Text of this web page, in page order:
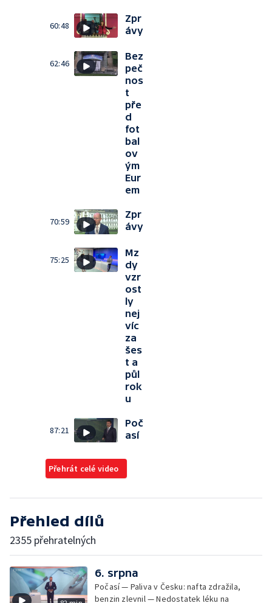
60:48
Zpr
ávy
62:46
Bez
peč
nos
t
pře
d
fot
bal
ov
ým
Eur
em
70:59
Zpr
ávy
75:25
Mz
dy
vzr
ost
ly
nej
víc
za
šes
t a
půl
rok
u
87:21
Poč
así
Přehrát celé video
Přehled dílů
2355 přehratelných
6. srpna
Počasí — Paliva v Česku: nafta zdražila,
benzin zlevnil — Nedostatek léku na